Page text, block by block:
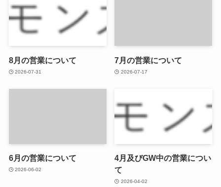
8月の営業について
2026-07-31
7月の営業について
2026-07-17
6月の営業について
2026-06-02
4月及びGW中の営業につい
て
2026-04-02